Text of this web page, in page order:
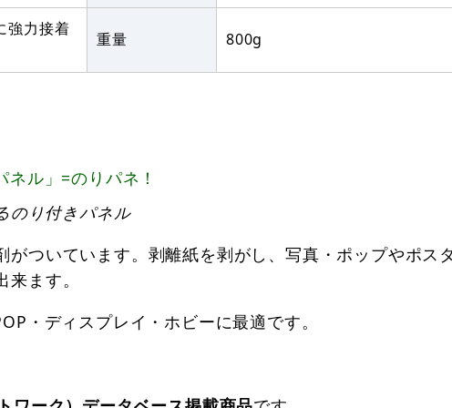
強力接着
重量 800g
ル」=のりパネ！
のり付きパネル
ついています。剥離紙を剥がし、写真・ポップやポス
ます。
・ディスプレイ・ホビーに最適です。